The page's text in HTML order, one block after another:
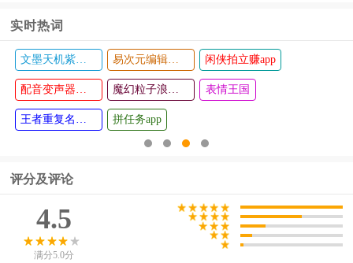
我爱提词
器app
查看
阿弥影视A
PP
查看
实时热词
文墨天机紫薇斗数app 易次元编辑器手机版 闲侠拍立赚app
配音变声器手机版 魔幻粒子浪漫表白 表情王国
王者重复名生成器 拼任务app
评分及评论
4.5
满分5.0分